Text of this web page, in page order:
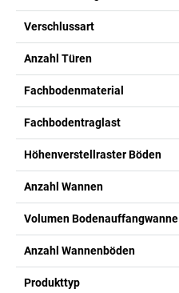
Verschlussart
Anzahl Türen
Fachbodenmaterial
Fachbodentraglast
Höhenverstellraster Böden
Anzahl Wannen
Volumen Bodenauffangwanne
Anzahl Wannenböden
Produkttyp